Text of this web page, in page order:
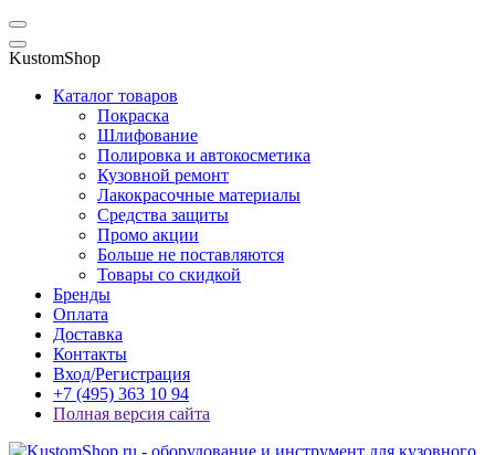
KustomShop
Каталог товаров
Покраска
Шлифование
Полировка и автокосметика
Кузовной ремонт
Лакокрасочные материалы
Средства защиты
Промо акции
Больше не поставляются
Товары со скидкой
Бренды
Оплата
Доставка
Контакты
Вход/Регистрация
+7 (495) 363 10 94
Полная версия сайта